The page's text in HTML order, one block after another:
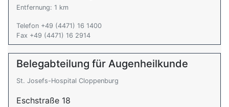
Entfernung: 1 km
Telefon +49 (4471) 16 1400
Fax +49 (4471) 16 2914
Belegabteilung für Augenheilkunde
St. Josefs-Hospital Cloppenburg
Eschstraße 18